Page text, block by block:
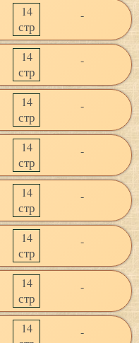
14
стр
-
14
стр
-
14
стр
-
14
стр
-
14
стр
-
14
стр
-
14
стр
-
14
-